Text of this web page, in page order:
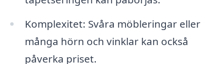
Komplexitet: Svåra möbleringar eller
många hörn och vinklar kan också
påverka priset.